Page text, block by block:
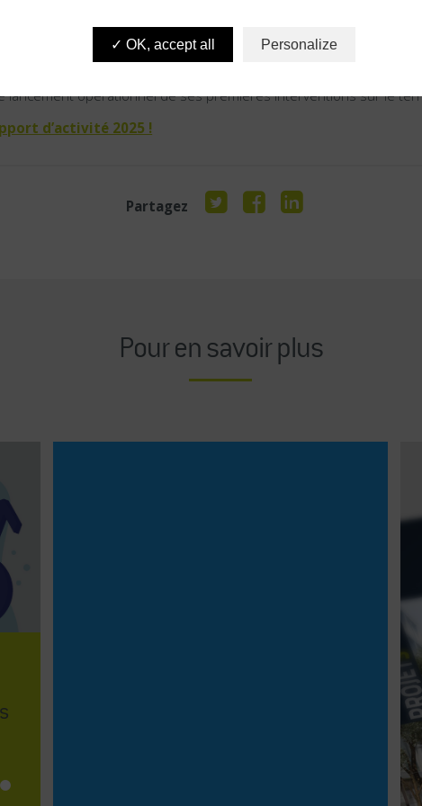
et ambition. Les enjeux de transition écologique, de
de vie sont plus que jamais au cœur de son action.
également une étape importante avec l’intégration, pour la
et adossée aux moyens techniques et humains de Sadev
lancement opérationnel de ses premières interventions sur le
d’activité 2025 !
Partagez
Pour en savoir plus
OK, accept all Personalize